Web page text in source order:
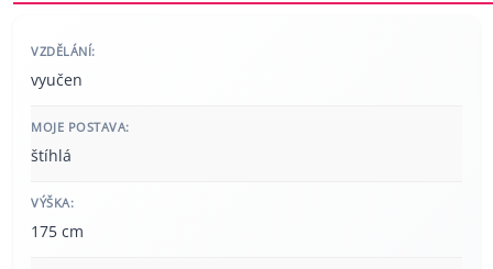
VZDĚLÁNÍ:
vyučen
MOJE POSTAVA:
štíhlá
VÝŠKA:
175 cm